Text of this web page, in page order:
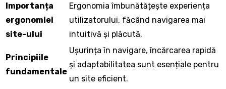
Importanța
ergonomiei
site-ului
Ergonomia îmbunătățește experiența
utilizatorului, făcând navigarea mai
intuitivă și plăcută.
Principiile
fundamentale
Ușurința în navigare, încărcarea rapidă
și adaptabilitatea sunt esențiale pentru
un site eficient.